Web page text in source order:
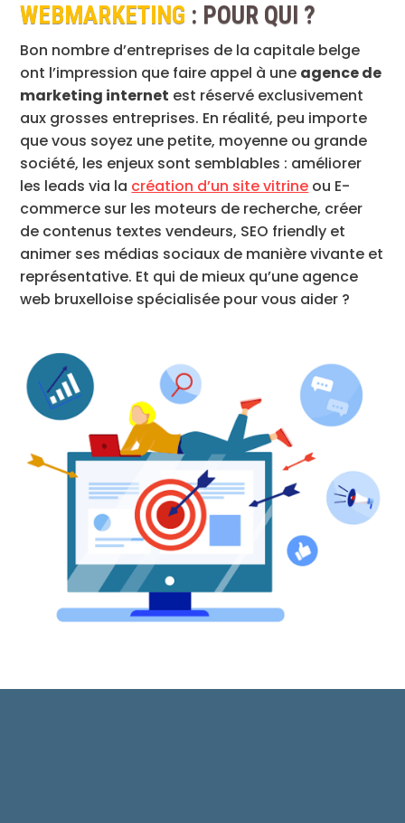
WEBMARKETING : POUR QUI ?
Bon nombre d’entreprises de la capitale belge
ont l’impression que faire appel à une agence de
marketing internet est réservé exclusivement
aux grosses entreprises. En réalité, peu importe
que vous soyez une petite, moyenne ou grande
société, les enjeux sont semblables : améliorer
les leads via la création d’un site vitrine ou E-
commerce sur les moteurs de recherche, créer
de contenus textes vendeurs, SEO friendly et
animer ses médias sociaux de manière vivante et
représentative. Et qui de mieux qu’une agence
web bruxelloise spécialisée pour vous aider ?